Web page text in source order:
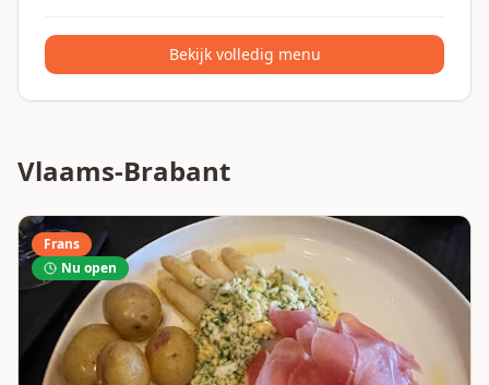
Bekijk volledig menu
Vlaams-Brabant
Frans
Nu open